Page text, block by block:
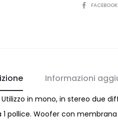
SHAREFACEBOOK
Informazioni
in mono, in stereo due
pollice. Woofer con